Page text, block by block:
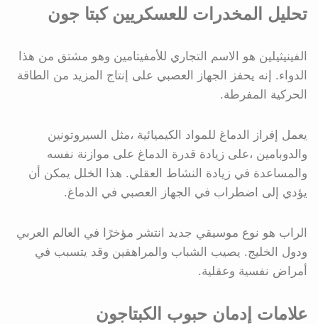
تحليل المخدرات للعسكريين كبتا جون
الفينيثيلين هو الاسم التجاري للأمفيتامين وهو مشتق من هذا
الدواء. إنه يحفز الجهاز العصبي على إنتاج المزيد من الطاقة
الحركية المفرطة.
يعمل إفراز الدماغ للمواد الكيميائية ،مثل السيروتونين
والدوبامين ،على زيادة قدرة الدماغ على موازنة نفسه
والمساعدة في زيادة النشاط العقلي. هذا الخلل يمكن أن
يؤدي إلى اضطراب في الجهاز العصبي في الدماغ.
الراب هو نوع موسيقي جديد انتشر مؤخرًا في العالم العربي
ودول الخليج. يصيب الشباب والمراهقين وقد يتسبب في
أمراض نفسية وعقلية.
علامات إدمان حبوب الكبتاجون